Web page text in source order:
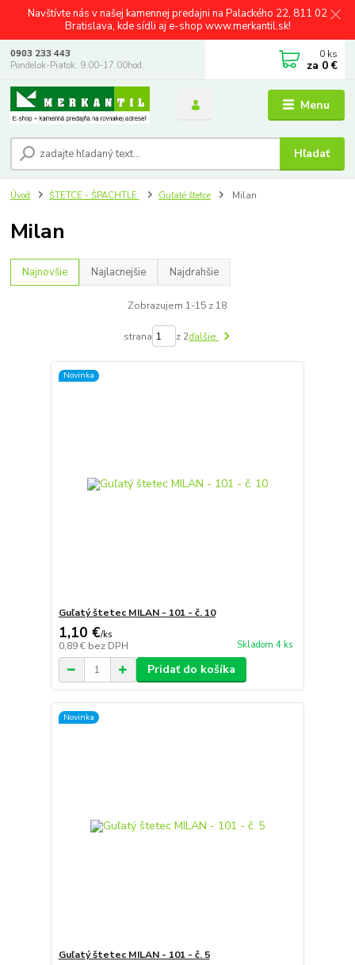
Navštívte nás v našej kamennej predajni na Palackého 22, 811 02
Bratislava, kde sídli aj e-shop www.merkantil.sk!
Menu
Hľadať
0903 233 443
Pondelok-Piatok: 9.00-17.00hod.
0 ks
za 0 €
Úvod ŠTETCE - ŠPACHTLE Guľaté štetce Milan
Milan
Najnovšie Najlacnejšie Najdrahšie
Zobrazujem 1-15 z 18
strana z 2ďalšie
Novinka
Guľatý štetec MILAN - 101 - č. 10
1,10 €/ks
0,89 € bez DPH Skladom 4 ks
Pridať do košíka
Novinka
Guľatý štetec MILAN - 101 - č. 5